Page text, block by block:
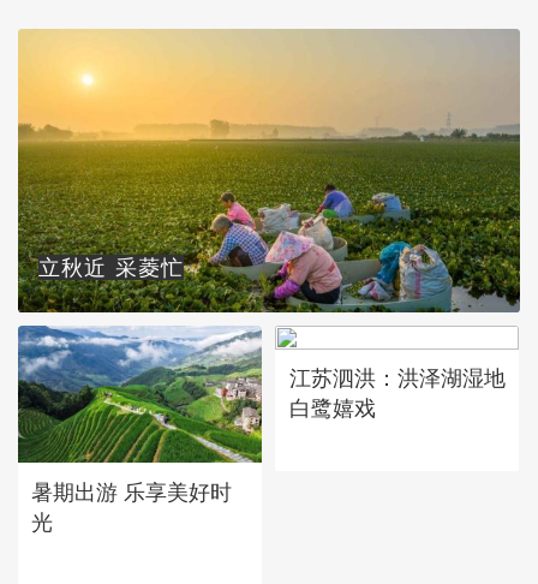
立秋近 采菱忙
暑期出游 乐享美好时
光
江苏泗洪：洪泽湖湿地
白鹭嬉戏